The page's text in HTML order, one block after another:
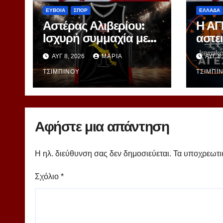
ΕΥΒΟΙΑ ΣΠΟΡ
Αστέρας Αλιβερίου:
Ισχυρή συμμαχία με
τον Δήμο για τη
μεγάλη πρόκληση της
National League 1
ΑΥΓ 8, 2026 ΜΑΡΊΑ
ΤΣΙΜΠΙΝΟΎ
ΕΛΛΑΔΑ
Η
στη
ΑΥΓ 8,
Αφήστε μια απάντηση
Η ηλ. διεύθυνση σας δεν δημοσιεύεται. Τα
Σχόλιο *